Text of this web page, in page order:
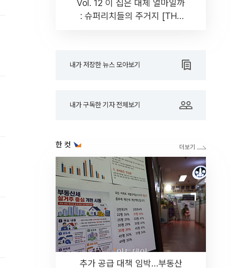
Vol. 12 이 집은 대체 얼마일까
: 슈퍼리치들의 주거지 [THE
내가 저장한 뉴스 모아보기
내가 구독한 기자 전체보기
한 컷
추가 공급 대책 임박…부동산